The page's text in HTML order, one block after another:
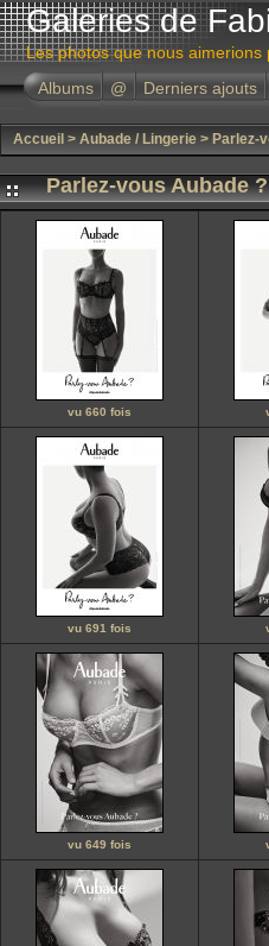
Galeries de
Les photos que nous aimerions
Albums
@ Derniers ajouts
Accueil > Aubade / Lingerie > Parlez-
Parlez-vous Aubade ?
vu 660 fois
vu 691 fois
vu 649 fois